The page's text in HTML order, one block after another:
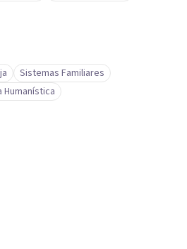
Sistemas Familiares
Humanística